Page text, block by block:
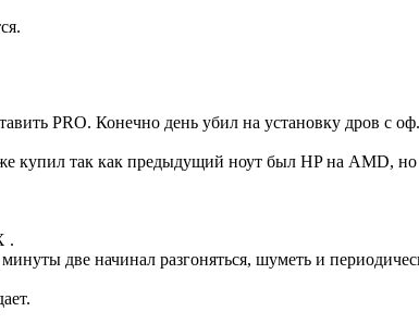
PRO. Конечно день убил на установку дров с
купил так как предыдущий ноут был HP на AMD,
.
две начинал разгоняться, шуметь и